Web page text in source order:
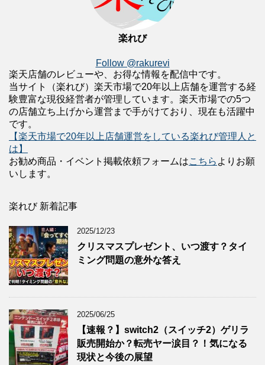
楽れび
Follow @rakurevi
楽天店舗のレビューや、お得な情報を配信中です。
当サイト（楽れび）楽天市場で20年以上店舗を運営する経
験豊富な現役経営者が管理しています。楽天市場での5つ
の店舗立ち上げから運営まで手がけており、現在も活躍中
です。
【楽天市場で20年以上店舗運営をしている楽れび管理人と
は】
お勧め商品・イベント掲載依頼フォームはこちら よりお願
いします。
楽れび 新着記事
2025/12/23
クリスマスプレゼント、いつ渡す？タイ
ミング問題の意外な答え
2025/06/25
【速報？】switch2（スイッチ2）ゲリラ
販売開始か？転売ヤー涙目？！気になる
現状と今後の展望